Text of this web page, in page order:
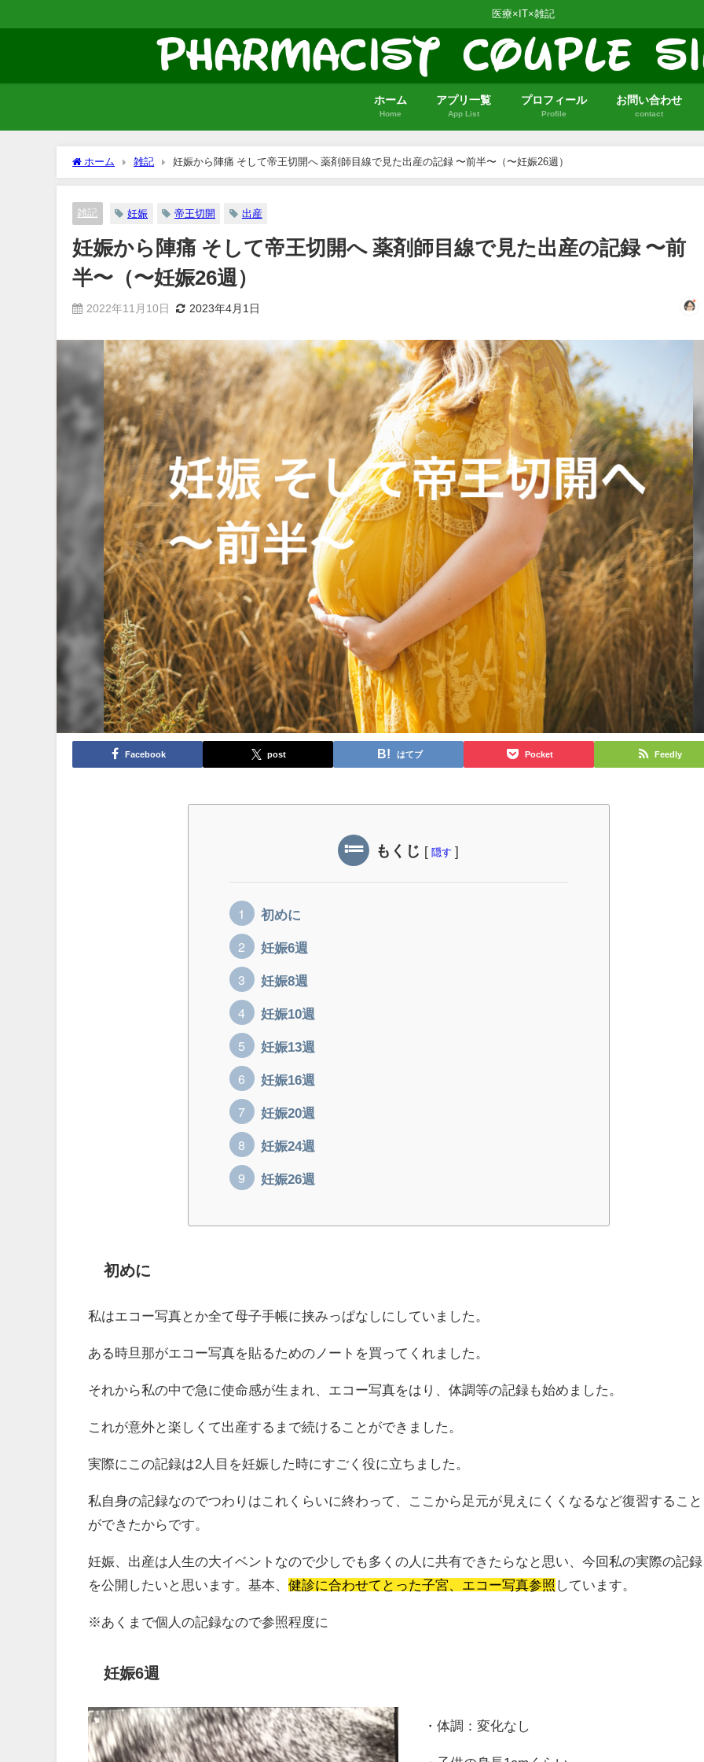
医療×IT×雑記
ホーム
Home
アプリ一覧
App List
プロフィール
Profile
お問い合わせ
contact
ホーム 雑記 妊娠から陣痛 そして帝王切開へ 薬剤師目線で見た出産の記録 〜前半〜（〜妊娠26週）
雑記 妊娠 帝王切開 出産
妊娠から陣痛 そして帝王切開へ 薬剤師目線で見た出産の記録 〜前
半〜（〜妊娠26週）
2022年11月10日 2023年4月1日
Facebook post はてブ Pocket Feedly
もくじ [ 隠す ]
初めに
妊娠6週
妊娠8週
妊娠10週
妊娠13週
妊娠16週
妊娠20週
妊娠24週
妊娠26週
初めに
私はエコー写真とか全て母子手帳に挟みっぱなしにしていました。
ある時旦那がエコー写真を貼るためのノートを買ってくれました。
それから私の中で急に使命感が生まれ、エコー写真をはり、体調等の記録も始めました。
これが意外と楽しくて出産するまで続けることができました。
実際にこの記録は2人目を妊娠した時にすごく役に立ちました。
私自身の記録なのでつわりはこれくらいに終わって、ここから足元が見えにくくなるなど復習すること
ができたからです。
妊娠、出産は人生の大イベントなので少しでも多くの人に共有できたらなと思い、今回私の実際の記録
を公開したいと思います。基本、 健診に合わせてとった子宮、エコー写真参照 しています。
※あくまで個人の記録なので参照程度に
妊娠6週
・体調：変化なし